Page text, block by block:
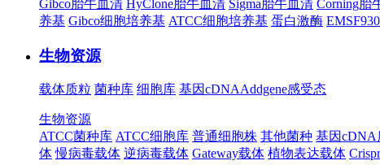
Gibco胎牛血清 HyClone胎牛血清 Sigma胎牛血清 Corning胎
养基 Gibco细胞培养基 ATCC细胞培养基 蛋白激酶
生物资源
载体质粒 菌种库 细胞库 基因cDNAAddgene感受态
生物资源
ATCC菌种库 ATCC细胞库 普通细胞株 其他菌种 基因cDNA
体 慢病毒载体 逆病毒载体 Gateway载体 植物表达载体